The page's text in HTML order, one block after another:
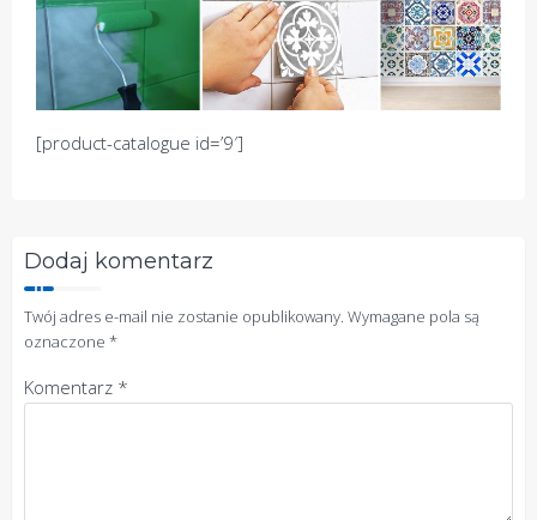
[product-catalogue id=’9′]
Dodaj komentarz
Twój adres e-mail nie zostanie opublikowany. Wymagane pola są
oznaczone *
Komentarz *